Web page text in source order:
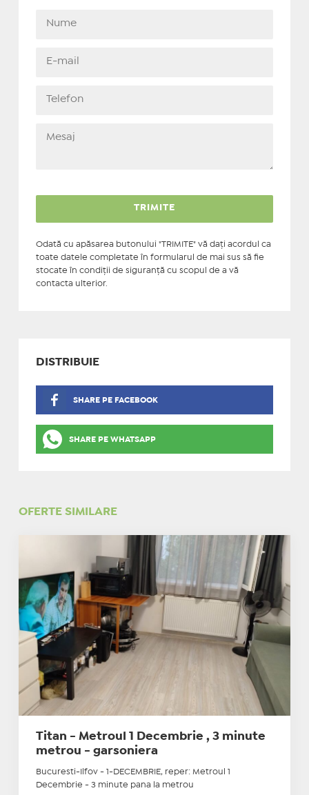
Odată cu apăsarea butonului "TRIMITE" vă daţi acordul ca
toate datele completate în formularul de mai sus să fie
stocate în condiţii de siguranţă cu scopul de a vă
contacta ulterior.
DISTRIBUIE
SHARE PE FACEBOOK
SHARE PE WHATSAPP
OFERTE SIMILARE
Titan - Metroul 1 Decembrie , 3 minute
metrou - garsoniera
Bucuresti-Ilfov - 1-DECEMBRIE, reper: Metroul 1
Decembrie - 3 minute pana la metrou